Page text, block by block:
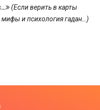
(Если верить в карты
мифы и психология гадан…)